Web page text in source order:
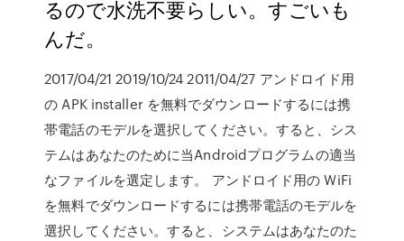
るので水洗不要らしい。すごいも
んだ。
2017/04/21 2019/10/24 2011/04/27 アンドロイド用
の APK installer を無料でダウンロードするには携
帯電話のモデルを選択してください。すると、シス
テムはあなたのために当Androidプログラムの適当
なファイルを選定します。 アンドロイド用の WiFi
を無料でダウンロードするには携帯電話のモデルを
選択してください。すると、システムはあなたのた